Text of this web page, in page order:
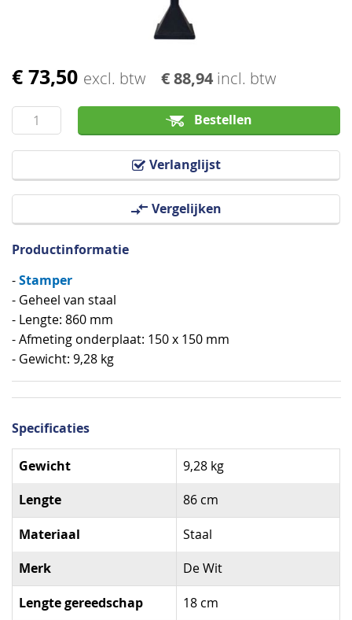
€ 73,50 excl. btw € 88,94 incl. btw
Bestellen
Verlanglijst
Vergelijken
Ga
het
begin
van
Productinformatie
-Stamper
- Geheel van staal
- Lengte: 860 mm
- Afmeting onderplaat: 150 x 150 mm
- Gewicht: 9,28 kg
Specificaties
Specificaties
Gewicht 9,28 kg
Lengte 86 cm
Materiaal Staal
Merk De Wit
Lengte gereedschap 18 cm